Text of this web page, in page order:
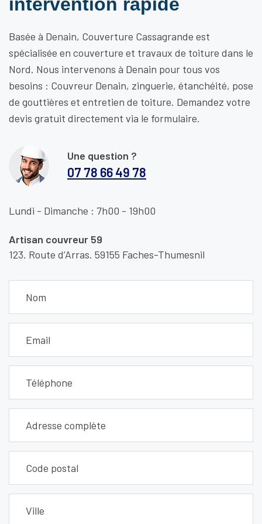
intervention rapide
Basée à Denain, Couverture Cassagrande est
spécialisée en couverture et travaux de toiture dans le
Nord. Nous intervenons à Denain pour tous vos
besoins : Couvreur Denain, zinguerie, étanchéité, pose
de gouttières et entretien de toiture. Demandez votre
devis gratuit directement via le formulaire.
Une question ?
07 78 66 49 78
Lundi - Dimanche : 7h00 - 19h00
Artisan couvreur 59
123. Route d’Arras. 59155 Faches-Thumesnil